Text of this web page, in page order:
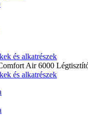
és alkatrészek
Air 6000
és alkatrészek